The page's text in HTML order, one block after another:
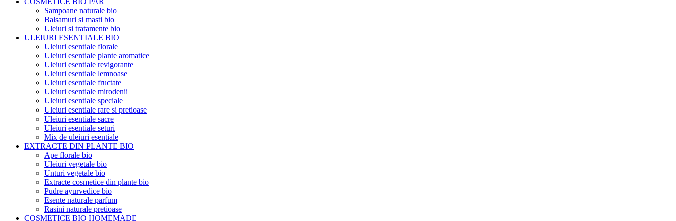
Sampoane naturale bio
Balsamuri si masti bio
Uleiuri si tratamente bio
ULEIURI ESENTIALE BIO
Uleiuri esentiale florale
Uleiuri esentiale plante aromatice
Uleiuri esentiale revigorante
Uleiuri esentiale lemnoase
Uleiuri esentiale fructate
Uleiuri esentiale mirodenii
Uleiuri esentiale speciale
Uleiuri esentiale rare si pretioase
Uleiuri esentiale sacre
Uleiuri esentiale seturi
Mix de uleiuri esentiale
EXTRACTE DIN PLANTE BIO
Ape florale bio
Uleiuri vegetale bio
Unturi vegetale bio
Extracte cosmetice din plante bio
Pudre ayurvedice bio
Esente naturale parfum
Rasini naturale pretioase
COSMETICE BIO HOMEMADE